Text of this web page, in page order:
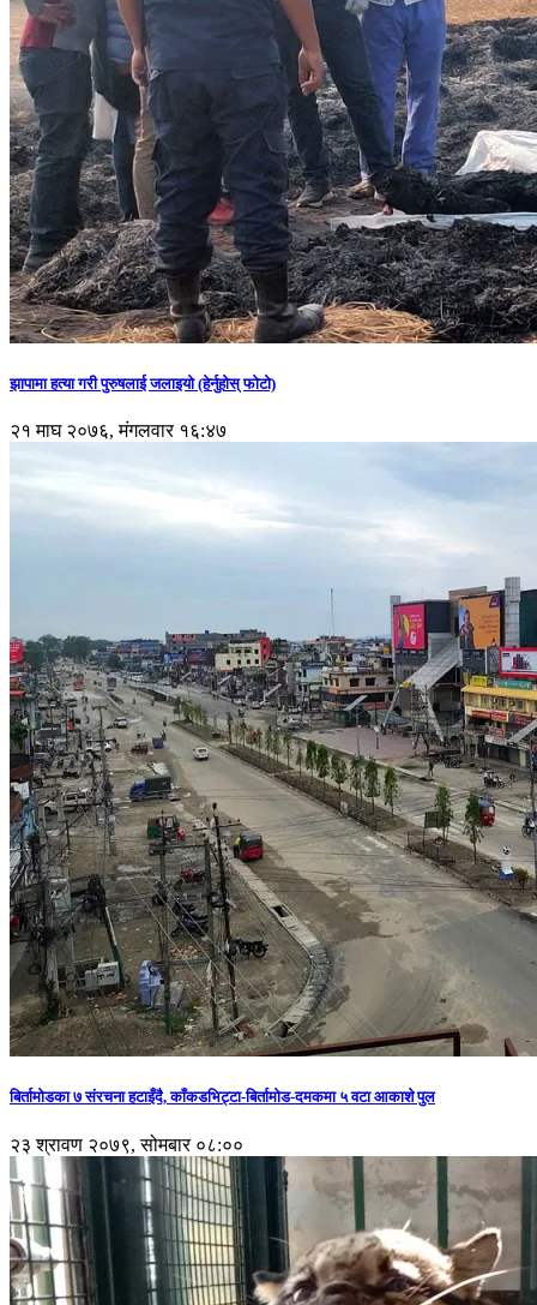
झापामा हत्या गरी पुरुषलाई जलाइयो (हेर्नुहाेस् फाेटाे)
२१ माघ २०७६, मंगलवार १६:४७
बिर्तामोडका ७ संरचना हटाइँदै, काँकडभिट्टा-बिर्तामोड-दमकमा ५ वटा आकाशे पुल
२३ श्रावण २०७९, सोमबार ०८:००